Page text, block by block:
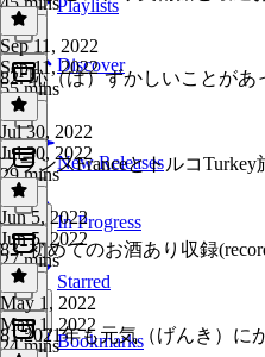
Playlists
Discover
New Releases
In Progress
Starred
Bookmarks
Sep 11, 2022
Sep 11, 2022
55 mins
82. 恥（は）ずかしいことが
Jul 30, 2022
Jul 30, 2022
29 mins
フランスFranceとトルコ
Jun 5, 2022
Jun 5, 2022
27 mins
83. 初めてのお酒あり収録
May 1, 2022
May 1, 2022
24 mins
81.2021年も元気（げんき）に